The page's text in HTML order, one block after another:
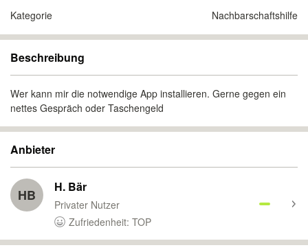
Kategorie Nachbarschaftshilfe
Beschreibung
Wer kann mir die notwendige App installieren. Gerne gegen ein
nettes Gespräch oder Taschengeld
Anbieter
HB H. Bär
Privater Nutzer
Zufriedenheit: TOP